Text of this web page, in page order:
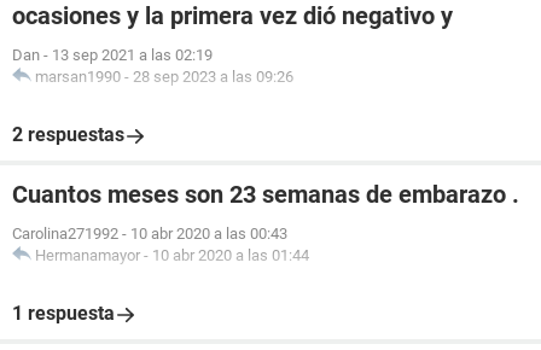
ocasiones y la primera vez dió negativo y
Dan - 13 sep 2021 a las 02:19
marsan1990 - 28 sep 2023 a las 09:26
2 respuestas
Cuantos meses son 23 semanas de embarazo .
Carolina271992 - 10 abr 2020 a las 00:43
Hermanamayor - 10 abr 2020 a las 01:44
1 respuesta